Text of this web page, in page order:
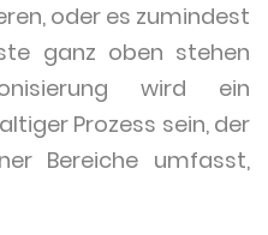
oder es zumindest
ganz oben stehen
wird ein
Prozess sein, der
Bereiche umfasst,